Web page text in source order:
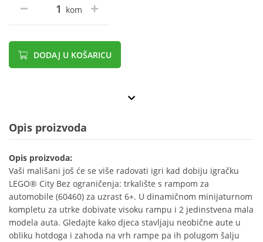
kom
DODAJ U KOŠARICU
Opis proizvoda
Opis proizvoda:
Vaši mališani još će se više radovati igri kad dobiju igračku
LEGO® City Bez ograničenja: trkalište s rampom za
automobile (60460) za uzrast 6+. U dinamičnom minijaturnom
kompletu za utrke dobivate visoku rampu i 2 jedinstvena mala
modela auta. Gledajte kako djeca stavljaju neobične aute u
obliku hotdoga i zahoda na vrh rampe pa ih polugom šalju